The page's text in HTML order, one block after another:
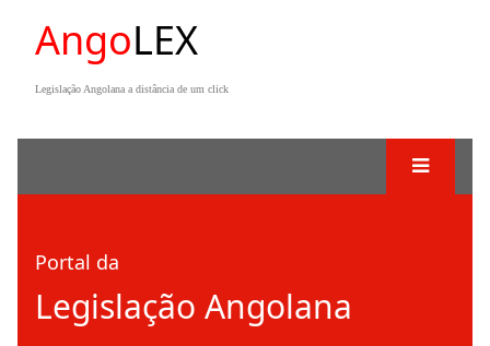
AngoLEX
Legislação Angolana a distância de um click
Portal da
Legislação Angolana